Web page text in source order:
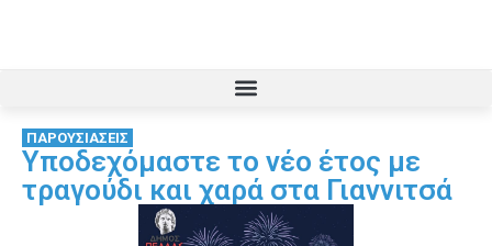
ΠΑΡΟΥΣΙΑΣΕΙΣ
Υποδεχόμαστε το νέο έτος με
τραγούδι και χαρά στα Γιαννιτσά